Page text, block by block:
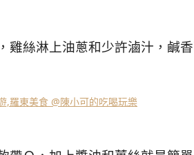
雞絲淋上油蔥和少許滷汁，鹹